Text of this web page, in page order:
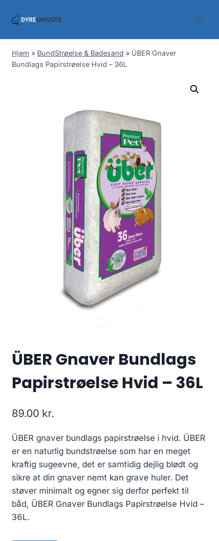
Hjem » BundStrøelse & Badesand » ÜBER Gnaver
Bundlags Papirstrøelse Hvid – 36L
ÜBER Gnaver Bundlags
Papirstrøelse Hvid – 36L
89.00 kr.
ÜBER gnaver bundlags papirstrøelse i hvid. ÜBER
er en naturlig bundstrøelse som har en meget
kraftig sugeevne, det er samtidig dejlig blødt og
sikre at din gnaver nemt kan grave huler. Det
støver minimalt og egner sig derfor perfekt til
båd, ÜBER Gnaver Bundlags Papirstrøelse Hvid –
36L.